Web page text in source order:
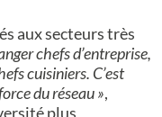
aux secteurs très
chefs d’entreprise,
cuisiniers. C’est
du réseau »,
plus